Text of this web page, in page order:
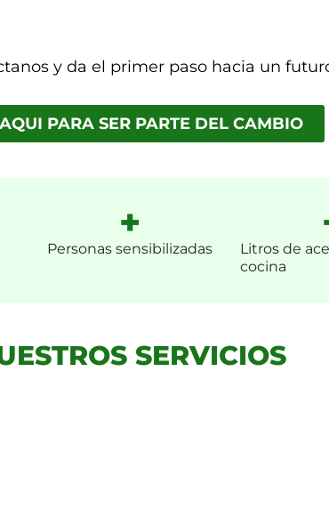
y da el primer paso hacia un
PARA SER PARTE DEL CAMBIO
Personas sensibilizadas
+
Litros de
cocina
SERVICIOS